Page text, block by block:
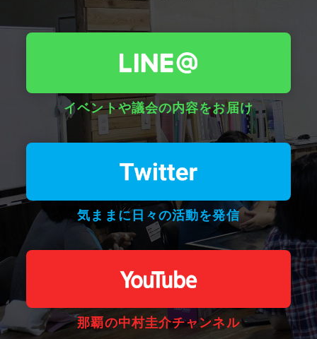
イベントや議会の内容をお届け
気ままに日々の活動を発信
那覇の中村圭介チャンネル